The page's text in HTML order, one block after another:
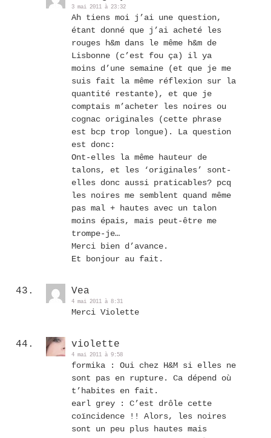
3 mai 2011 à 23:32
Ah tiens moi j’ai une question,
étant donné que j’ai acheté les
rouges h&m dans le même h&m de
Lisbonne (c’est fou ça) il ya
moins d’une semaine (et que je me
suis fait la même réflexion sur la
quantité restante), et que je
comptais m’acheter les noires ou
cognac originales (cette phrase
est bcp trop longue). La question
est donc:
Ont-elles la même hauteur de
talons, et les ‘originales’ sont-
elles donc aussi praticables? pcq
les noires me semblent quand même
pas mal + hautes avec un talon
moins épais, mais peut-être me
trompe-je…
Merci bien d’avance.
Et bonjour au fait.
Vea
4 mai 2011 à 8:31
Merci Violette
violette
4 mai 2011 à 9:58
formika : Oui chez H&M si elles ne
sont pas en rupture. Ca dépend où
t’habites en fait.
earl grey : C’est drôle cette
coïncidence !! Alors, les noires
sont un peu plus hautes mais